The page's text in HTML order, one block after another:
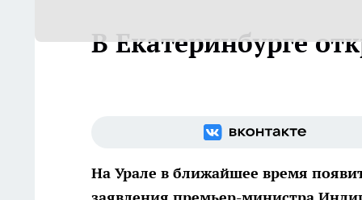
В Екатеринбурге
На Урале в ближайшее время